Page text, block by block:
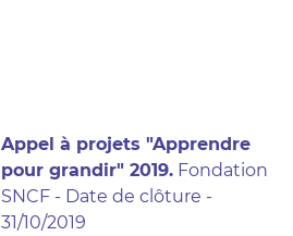
Appel à projets "Apprendre
pour grandir" 2019.Fondation
SNCF - Date de clôture -
31/10/2019